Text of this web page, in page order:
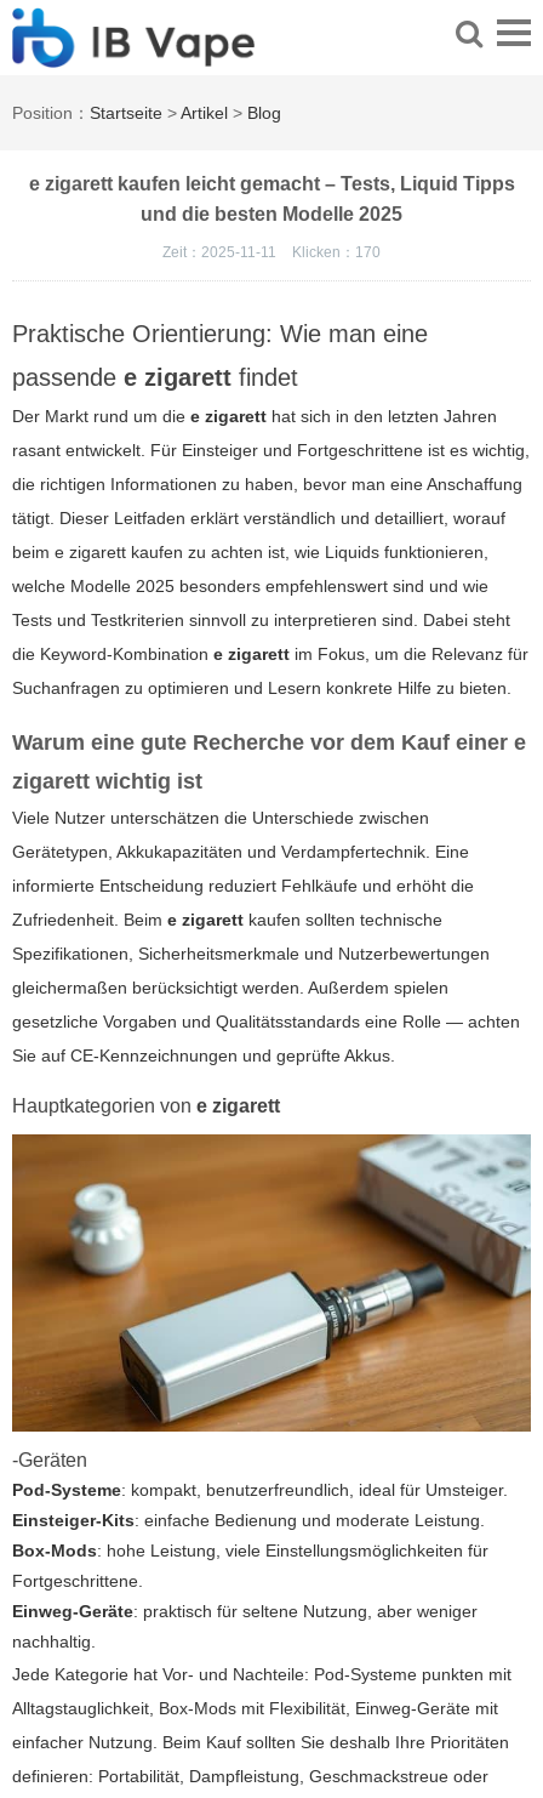
Position： Startseite >Artikel > Blog
e zigarett kaufen leicht gemacht – Tests, Liquid Tipps
und die besten Modelle 2025
Zeit：2025-11-11 Klicken： 170
Praktische Orientierung: Wie man eine
passende e zigarett findet
Der Markt rund um die e zigarett hat sich in den letzten Jahren
rasant entwickelt. Für Einsteiger und Fortgeschrittene ist es wichtig,
die richtigen Informationen zu haben, bevor man eine Anschaffung
tätigt. Dieser Leitfaden erklärt verständlich und detailliert, worauf
beim e zigarett kaufen zu achten ist, wie Liquids funktionieren,
welche Modelle 2025 besonders empfehlenswert sind und wie
Tests und Testkriterien sinnvoll zu interpretieren sind. Dabei steht
die Keyword-Kombination e zigarett im Fokus, um die Relevanz für
Suchanfragen zu optimieren und Lesern konkrete Hilfe zu bieten.
Warum eine gute Recherche vor dem Kauf einer e
zigarett wichtig ist
Viele Nutzer unterschätzen die Unterschiede zwischen
Gerätetypen, Akkukapazitäten und Verdampfertechnik. Eine
informierte Entscheidung reduziert Fehlkäufe und erhöht die
Zufriedenheit. Beim e zigarett kaufen sollten technische
Spezifikationen, Sicherheitsmerkmale und Nutzerbewertungen
gleichermaßen berücksichtigt werden. Außerdem spielen
gesetzliche Vorgaben und Qualitätsstandards eine Rolle — achten
Sie auf CE-Kennzeichnungen und geprüfte Akkus.
Hauptkategorien von e zigarett
-Geräten
Pod-Systeme: kompakt, benutzerfreundlich, ideal für Umsteiger.
Einsteiger-Kits: einfache Bedienung und moderate Leistung.
Box-Mods: hohe Leistung, viele Einstellungsmöglichkeiten für
Fortgeschrittene.
Einweg-Geräte: praktisch für seltene Nutzung, aber weniger
nachhaltig.
Jede Kategorie hat Vor- und Nachteile: Pod-Systeme punkten mit
Alltagstauglichkeit, Box-Mods mit Flexibilität, Einweg-Geräte mit
einfacher Nutzung. Beim Kauf sollten Sie deshalb Ihre Prioritäten
definieren: Portabilität, Dampfleistung, Geschmackstreue oder